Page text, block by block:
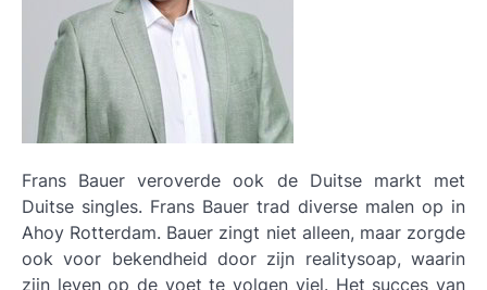
Frans Bauer veroverde ook de Duitse markt met
Duitse singles. Frans Bauer trad diverse malen op in
Ahoy Rotterdam. Bauer zingt niet alleen, maar zorgde
ook voor bekendheid door zijn realitysoap, waarin
zijn leven op de voet te volgen viel. Het succes van